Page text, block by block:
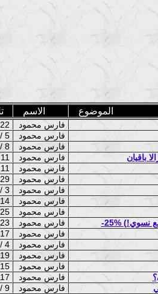
الاسم الموضوع
فارس محمود
5
8
فارس محمود
3
نسوي!)
فارس محمود
4
9
فارس محمود